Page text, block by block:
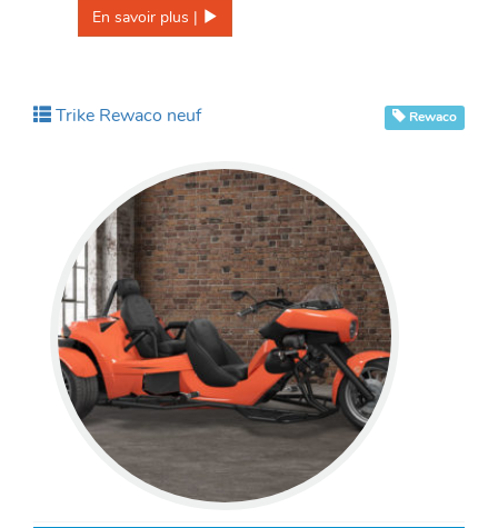
En savoir plus |
Trike Rewaco neuf Rewaco